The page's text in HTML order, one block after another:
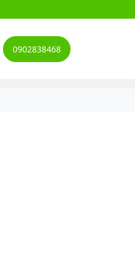
0902838468